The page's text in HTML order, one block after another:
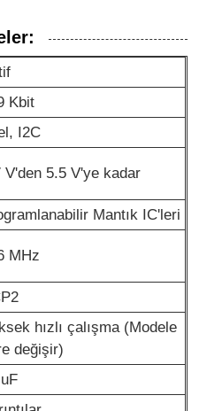
Kbit
I2C
V'den 5.5 V'ye kadar
Mantık IC'leri
MHz
hızlı çalışma (Modele
değişir)